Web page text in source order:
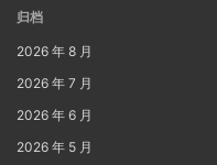
归档
2026 年 8 月
2026 年 7 月
2026 年 6 月
2026 年 5 月